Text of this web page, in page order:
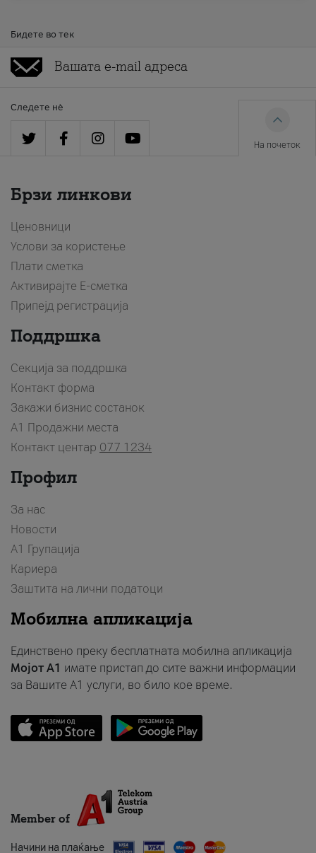
Бидете во тек
Следете нè
На почеток
Брзи линкови
Ценовници
Услови за користење
Плати сметка
Активирајте Е-сметка
Припејд регистрација
Поддршка
Секција за поддршка
Контакт форма
Закажи бизнис состанок
A1 Продажни места
Контакт центар 077 1234
Профил
За нас
Новости
А1 Групација
Кариера
Заштита на лични податоци
Мобилна апликација
Единствено преку бесплатната мобилна апликација
Мојот A1 имате пристап до сите важни информации
за Вашите A1 услуги, во било кое време.
Member of
Начини на плаќање